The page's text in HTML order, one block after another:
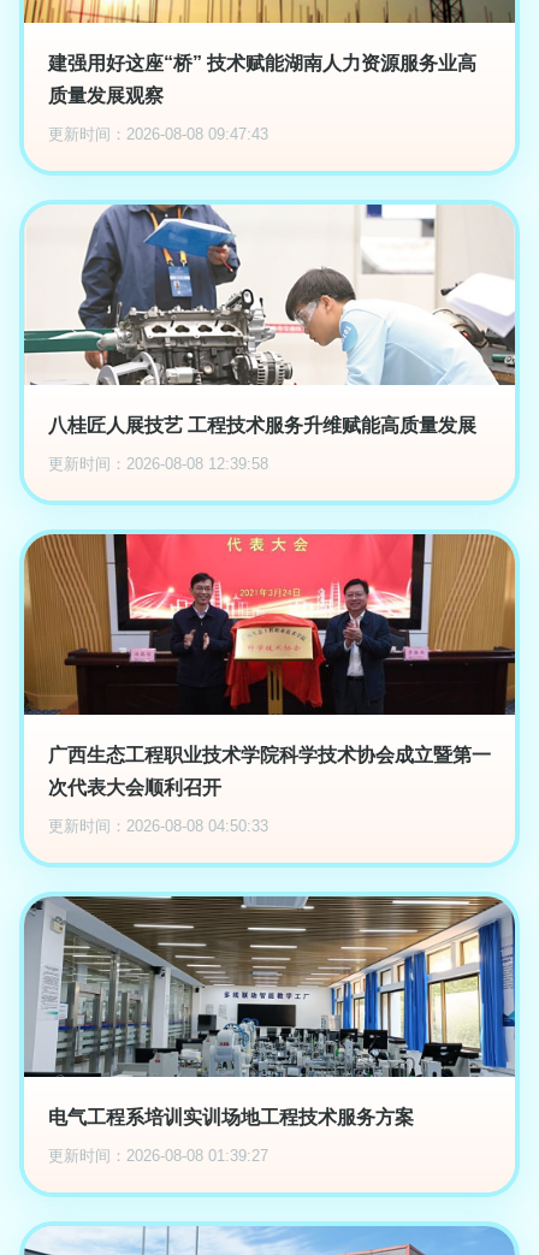
建强用好这座“桥” 技术赋能湖南人力资源服务业高
质量发展观察
更新时间：2026-08-08 09:47:43
八桂匠人展技艺 工程技术服务升维赋能高质量发展
更新时间：2026-08-08 12:39:58
广西生态工程职业技术学院科学技术协会成立暨第一
次代表大会顺利召开
更新时间：2026-08-08 04:50:33
电气工程系培训实训场地工程技术服务方案
更新时间：2026-08-08 01:39:27